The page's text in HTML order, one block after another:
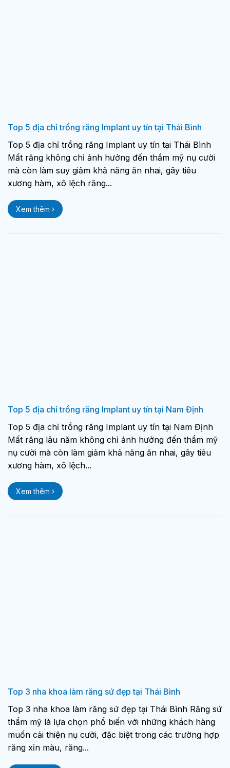
Top 5 địa chỉ trồng răng Implant uy tín tại Thái Bình
Top 5 địa chỉ trồng răng Implant uy tín tại Thái Bình
Mất răng không chỉ ảnh hưởng đến thẩm mỹ nụ cười
mà còn làm suy giảm khả năng ăn nhai, gây tiêu
xương hàm, xô lệch răng...
Xem thêm
Top 5 địa chỉ trồng răng Implant uy tín tại Nam Định
Top 5 địa chỉ trồng răng Implant uy tín tại Nam Định
Mất răng lâu năm không chỉ ảnh hưởng đến thẩm mỹ
nụ cười mà còn làm giảm khả năng ăn nhai, gây tiêu
xương hàm, xô lệch...
Xem thêm
Top 3 nha khoa làm răng sứ đẹp tại Thái Bình
Top 3 nha khoa làm răng sứ đẹp tại Thái Bình Răng sứ
thẩm mỹ là lựa chọn phổ biến với những khách hàng
muốn cải thiện nụ cười, đặc biệt trong các trường hợp
răng xỉn màu, răng...